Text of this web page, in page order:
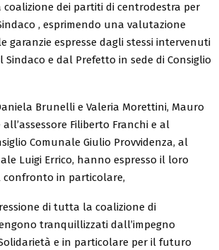
dei partiti di centrodestra per
, esprimendo una valutazione
garanzie espresse dagli stessi intervenuti
e dal Prefetto in sede di Consiglio
Brunelli e Valeria Morettini, Mauro
Filiberto Franchi e al
Comunale Giulio Provvidenza, al
Luigi Errico, hanno espresso il loro
confronto in particolare,
di tutta la coalizione di
tranquillizzati dall’impegno
e in particolare per il futuro